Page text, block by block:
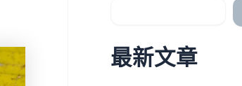
最新文章